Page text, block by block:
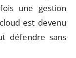
une gestion
est devenu
défendre sans